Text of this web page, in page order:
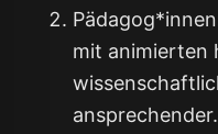
mit animierten
ansprechender.